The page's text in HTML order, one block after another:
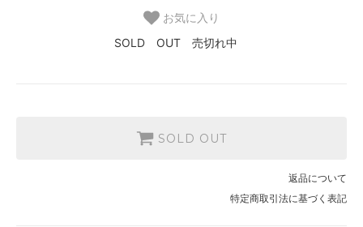
お気に入り
SOLD OUT 売切れ中
SOLD OUT
返品について
特定商取引法に基づく表記